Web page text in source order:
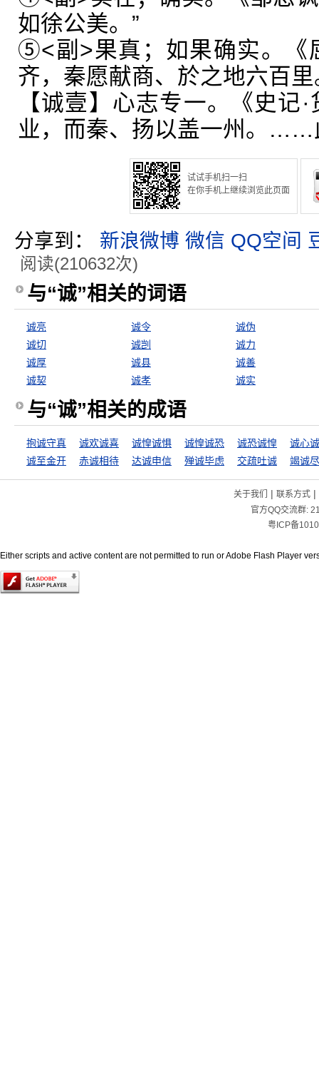
如徐公美。”
⑤<副>果真；如果确实。《
齐，秦愿献商、於之地六百里
【诚壹】心志专一。《史记
业，而秦、扬以盖一州。……
试试手机扫一扫
在你手机上继续浏览此页面
分享到： 新浪微博 微信 QQ空间
阅读(210632次)
与“诚”相关的词语
诚亮 诚令
诚伪
诚切
诚剀
诚力
诚厚
诚县
诚善
诚契
诚孝 诚实
与“诚”相关的成语
抱诚守真 诚欢诚喜 诚惶诚惧 诚惶诚恐 诚恐诚惶
诚心
诚至金开
赤诚相待 达诚申信 殚诚毕虑 交疏吐诚 竭诚
关于我们 | 联系方式|
官方QQ交流群:
粤ICP备
Either scripts and active content are not permitted to run or Adobe Flash Player